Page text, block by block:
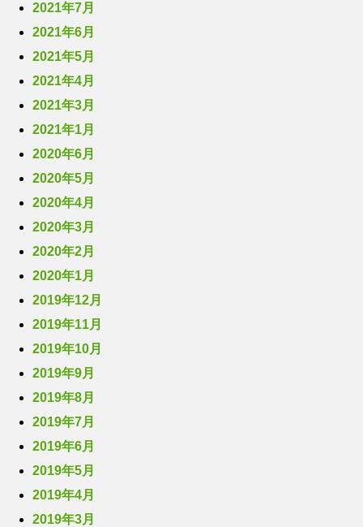
2021年7月
2021年6月
2021年5月
2021年4月
2021年3月
2021年1月
2020年6月
2020年5月
2020年4月
2020年3月
2020年2月
2020年1月
2019年12月
2019年11月
2019年10月
2019年9月
2019年8月
2019年7月
2019年6月
2019年5月
2019年4月
2019年3月